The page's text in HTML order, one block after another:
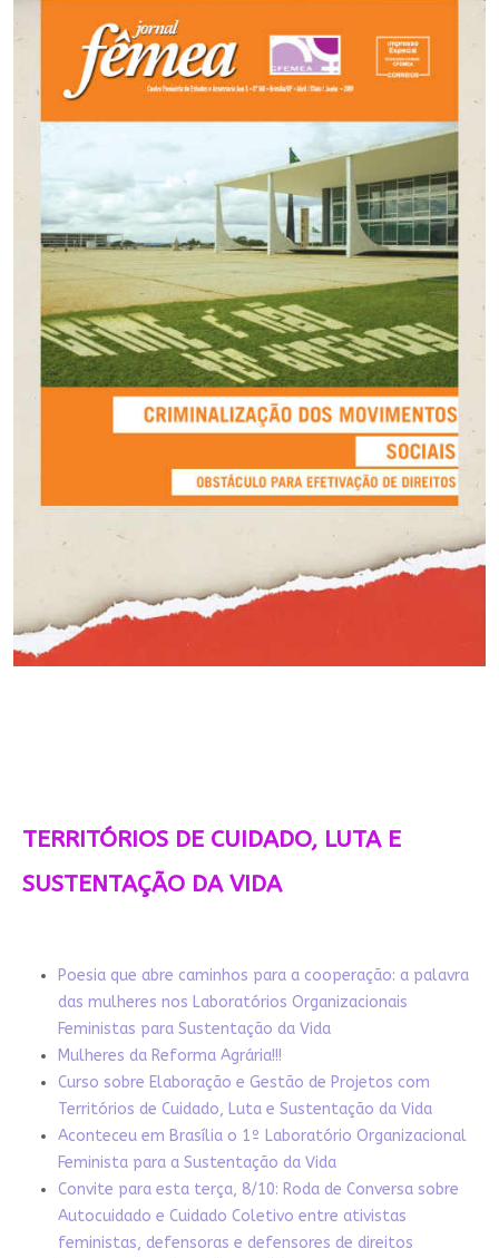
TERRITÓRIOS DE CUIDADO, LUTA E
SUSTENTAÇÃO DA VIDA
Poesia que abre caminhos para a cooperação: a palavra
das mulheres nos Laboratórios Organizacionais
Feministas para Sustentação da Vida
Mulheres da Reforma Agrária!!!
Curso sobre Elaboração e Gestão de Projetos com
Territórios de Cuidado, Luta e Sustentação da Vida
Aconteceu em Brasília o 1º Laboratório Organizacional
Feminista para a Sustentação da Vida
Convite para esta terça, 8/10: Roda de Conversa sobre
Autocuidado e Cuidado Coletivo entre ativistas
feministas, defensoras e defensores de direitos